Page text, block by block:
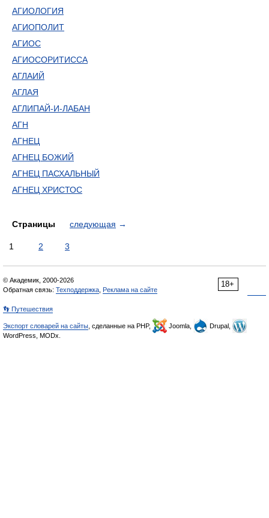
АГИОЛОГИЯ
АГИОПОЛИТ
АГИОС
АГИОСОРИТИССА
АГЛАИЙ
АГЛАЯ
АГЛИПАЙ-И-ЛАБАН
АГН
АГНЕЦ
АГНЕЦ БОЖИЙ
АГНЕЦ ПАСХАЛЬНЫЙ
АГНЕЦ ХРИСТОС
Страницы следующая →
1 2 3
18+
© Академик, 2000-2026
Обратная связь: Техподдержка Реклама на сайте
👣 Путешествия
Экспорт словарей на сайты , сделанные на PHP, Joomla,
Drupal,
WordPress, MODx.